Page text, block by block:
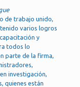
de trabajo unido,
varios logros
y
todos lo
parte de la firma,
investigación,
quienes están